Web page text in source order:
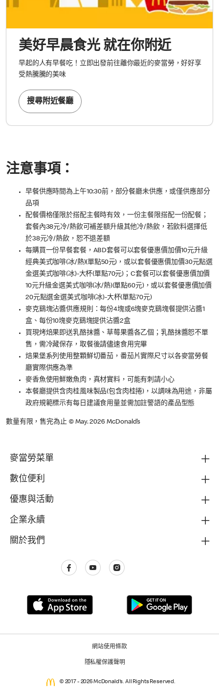
美好早晨食光 就在你附近
早起的人有早餐吃！立即出發前往離你最近的麥當勞，好好享
受熱騰騰的美味
搜尋附近餐廳
注意事項：
早餐供應時間為上午10:30前，部分餐廳未供應，或僅供應部分
品項
配餐價格僅限於搭配主餐時有效，一份主餐限搭配一份配餐；
套餐內38元冷/熱飲可補差額升級其他冷/熱飲，若飲料選擇低
於38元冷/熱飲，恕不退差額
每購買一份早餐套餐，ABD套餐可以套餐優惠價加價10元升級
經典美式咖啡(冰/熱)(單點50元)，或以套餐優惠價加價30元點選
金選美式咖啡(冰)-大杯(單點70元)；C套餐可以套餐優惠價加價
10元升級金選美式咖啡(冰/熱)(單點60元)，或以套餐優惠價加價
20元點選金選美式咖啡(冰)-大杯(單點70元)
麥克鷄塊沾醬供應規則：每份4塊或6塊麥克鷄塊餐提供沾醬1
盒、每份10塊麥克鷄塊提供沾醬2盒
買現烤焙果即送乳酪抹醬、草莓果醬各乙個；乳酪抹醬恕不單
售，需冷藏保存，取餐後請儘速食用完畢
焙果堡系列使用整顆鮮切番茄，番茄片實際尺寸以各麥當勞餐
廳實際供應為準
麥香魚使用鮮嫩魚肉，真材實料，可能有刺請小心
本餐廳提供含肉桂風味製品(包含肉桂捲)，以調味為用途，非屬
政府規範標示有每日建議食用量並需加註警語的產品型態
數量有限，售完為止 © May. 2026 McDonald’s
麥當勞菜單
數位便利
優惠與活動
企業永續
關於我們
網站使用條款
隱私權保護聲明
© 2017 - 2026 McDonald's. All Rights Reserved.